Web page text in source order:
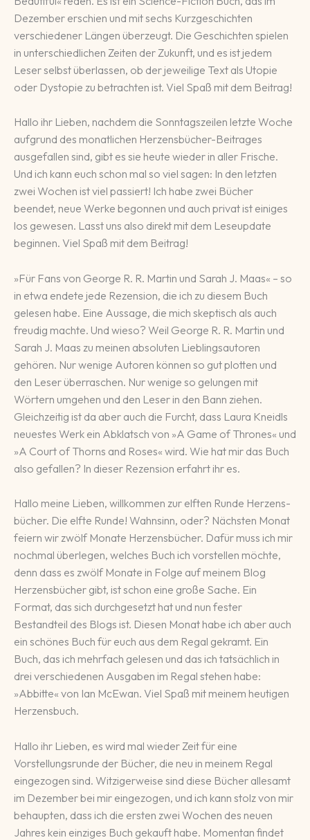
Dezember erschien und mit sechs Kurzgeschichten
verschiedener Längen überzeugt. Die Geschichten spielen
in unterschiedlichen Zeiten der Zukunft, und es ist jedem
Leser selbst überlassen, ob der jeweilige Text als Utopie
oder Dystopie zu betrachten ist. Viel Spaß mit dem Beitrag!
Hallo ihr Lieben, nachdem die Sonntagszeilen letzte Woche
aufgrund des monatlichen Herzensbücher-Beitrages
ausgefallen sind, gibt es sie heute wieder in aller Frische.
Und ich kann euch schon mal so viel sagen: In den letzten
zwei Wochen ist viel passiert! Ich habe zwei Bücher
beendet, neue Werke begonnen und auch privat ist einiges
los gewesen. Lasst uns also direkt mit dem Leseupdate
beginnen. Viel Spaß mit dem Beitrag!
»Für Fans von George R. R. Martin und Sarah J. Maas« – so
in etwa endete jede Rezension, die ich zu diesem Buch
gelesen habe. Eine Aussage, die mich skeptisch als auch
freudig machte. Und wieso? Weil George R. R. Martin und
Sarah J. Maas zu meinen absoluten Lieblingsautoren
gehören. Nur wenige Autoren können so gut plotten und
den Leser überraschen. Nur wenige so gelungen mit
Wörtern umgehen und den Leser in den Bann ziehen.
Gleichzeitig ist da aber auch die Furcht, dass Laura Kneidls
neuestes Werk ein Abklatsch von »A Game of Thrones« und
»A Court of Thorns and Roses« wird. Wie hat mir das Buch
also gefallen? In dieser Rezension erfahrt ihr es.
Hallo meine Lieben, will­­kommen zur elften Runde Her­zens­
bücher. Die elfte Runde! Wahn­sinn, oder? Nächsten Mo­nat
feiern wir zwölf Monate Her­zens­bücher. Dafür muss ich mir
noch­mal über­le­gen, welches Buch ich vor­stellen möchte,
denn dass es zwölf Monate in Folge auf meinem Blog
Herzensbücher gibt, ist schon eine große Sache. Ein
Format, das sich durchgesetzt hat und nun fester
Bestandteil des Blogs ist. Diesen Monat habe ich aber auch
ein schö­nes Buch für euch aus dem Regal ge­kramt. Ein
Buch, das ich mehr­fach ge­le­sen und das ich tat­säch­lich in
drei ver­schie­de­nen Aus­ga­ben im Regal stehen habe:
»Abbitte« von Ian McEwan. Viel Spaß mit meinem heu­ti­gen
Herzensbuch.
Hallo ihr Lieben, es wird mal wieder Zeit für eine
Vorstellungsrunde der Bücher, die neu in meinem Regal
eingezogen sind. Witzigerweise sind diese Bücher allesamt
im Dezember bei mir eingezogen, und ich kann stolz von mir
behaupten, dass ich die ersten zwei Wochen des neuen
Jahres kein einziges Buch gekauft habe. Momentan findet